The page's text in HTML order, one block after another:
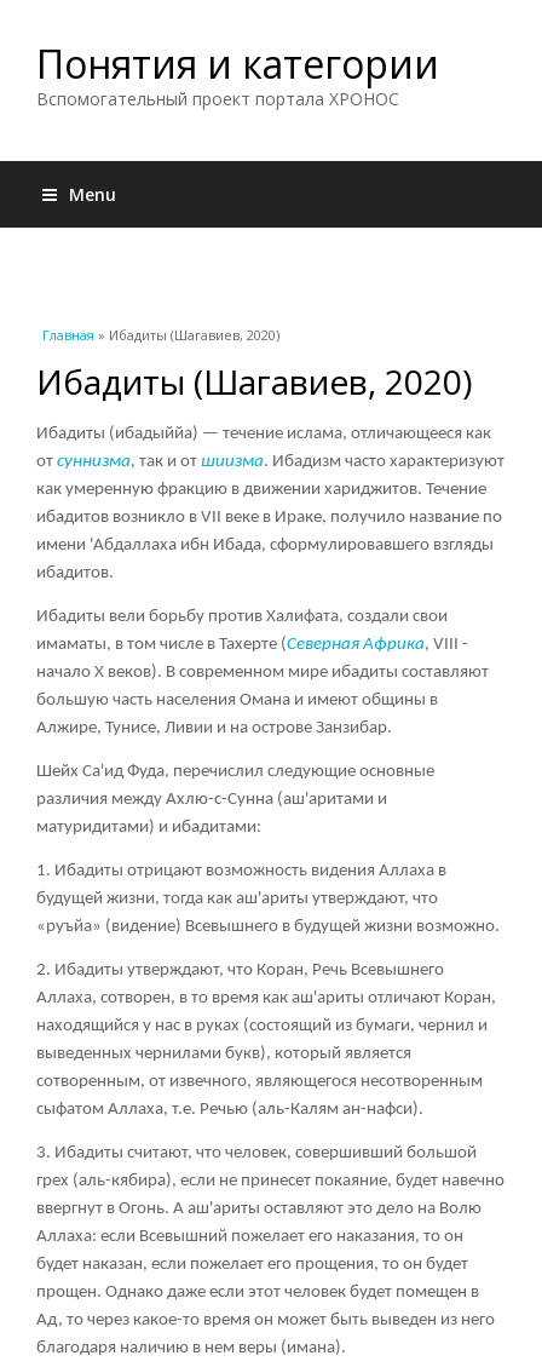
Понятия и категории
Вспомогательный проект портала ХРОНОС
Menu
Вы здесь
Главная » Ибадиты (Шагавиев, 2020)
Ибадиты (Шагавиев, 2020)
Ибадиты (ибадыййа) — течение ислама, отличающееся как
от суннизма, так и от шиизма. Ибадизм часто характеризуют
как умеренную фракцию в движении хариджитов. Течение
ибадитов возникло в VII веке в Ираке, получило название по
имени 'Абдаллаха ибн Ибада, сформулировавшего взгляды
ибадитов.
Ибадиты вели борьбу против Халифата, создали свои
имаматы, в том числе в Тахерте (Северная Африка, VIII -
начало X веков). В современном мире ибадиты составляют
большую часть населения Омана и имеют общины в
Алжире, Тунисе, Ливии и на острове Занзибар.
Шейх Са'ид Фуда, перечислил следующие основные
различия между Ахлю-с-Сунна (аш'аритами и
матуридитами) и ибадитами:
1. Ибадиты отрицают возможность видения Аллаха в
будущей жизни, тогда как аш'ариты утверждают, что
«руъйа» (видение) Всевышнего в будущей жизни возможно.
2. Ибадиты утверждают, что Коран, Речь Всевышнего
Аллаха, сотворен, в то время как аш'ариты отличают Коран,
находящийся у нас в руках (состоящий из бумаги, чернил и
выведенных чернилами букв), который является
сотворенным, от извечного, являющегося несотворенным
сыфатом Аллаха, т.е. Речью (аль-Калям ан-нафси).
3. Ибадиты считают, что человек, совершивший большой
грех (аль-кябира), если не принесет покаяние, будет навечно
ввергнут в Огонь. А аш'ариты оставляют это дело на Волю
Аллаха: если Всевышний пожелает его наказания, то он
будет наказан, если пожелает его прощения, то он будет
прощен. Однако даже если этот человек будет помещен в
Ад, то через какое-то время он может быть выведен из него
благодаря наличию в нем веры (имана).